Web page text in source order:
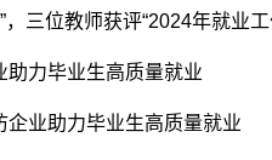
三位教师获评“2024年就业
助力毕业生高质量就业
业助力毕业生高质量就业